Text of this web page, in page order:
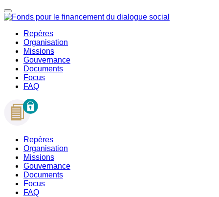
Repères
Organisation
Missions
Gouvernance
Documents
Focus
FAQ
Repères
Organisation
Missions
Gouvernance
Documents
Focus
FAQ